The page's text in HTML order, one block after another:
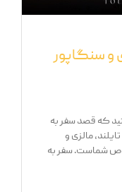
و سنگاپور
که قصد سفر به
مالزی و
شماست. سفر به